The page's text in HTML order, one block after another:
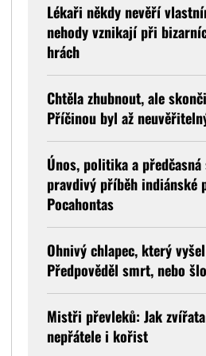
Lékaři někdy nevěří
nehody vznikají při
hrách
Chtěla zhubnout, ale
Příčinou byl až
Únos, politika a
pravdivý příběh indiánské
Pocahontas
Ohnivý chlapec, který
Předpověděl smrt, nebo
Mistři převleků: Jak
nepřátele i kořist